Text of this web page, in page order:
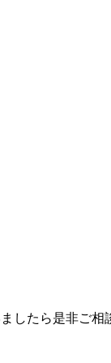
したら是非ご相